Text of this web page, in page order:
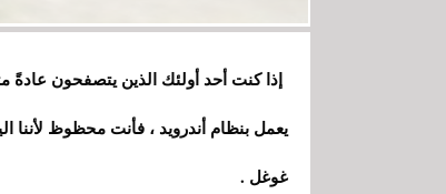
إذا كنت أحد أولئك الذين يتصفحون عادةً
غوغل .